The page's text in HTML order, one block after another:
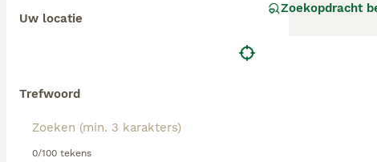
Uw locatie
Trefwoord
0/100 tekens
met hun hoge
Zoekopdracht